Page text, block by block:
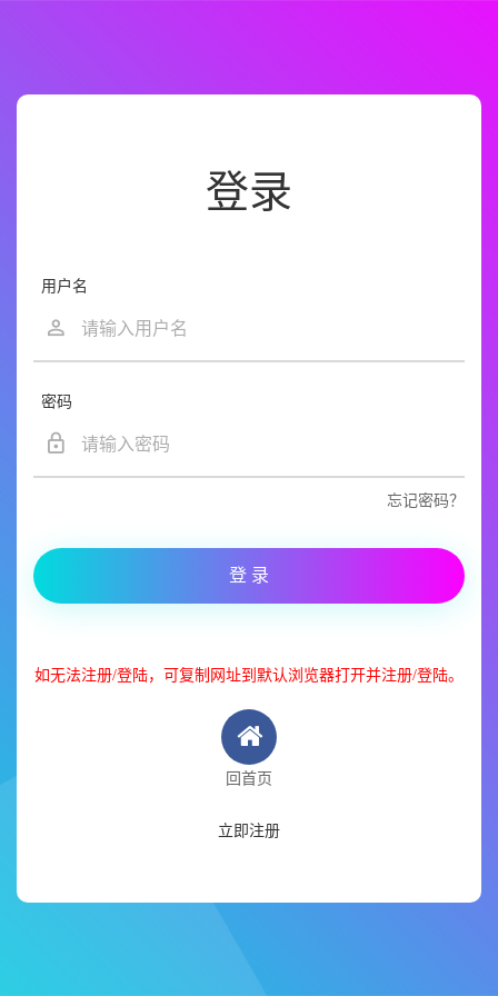
登录
用户名
密码
忘记密码？
登 录
如无法注册/登陆，可复制网址到默认浏览器打开并注册/登陆。
回首页
立即注册